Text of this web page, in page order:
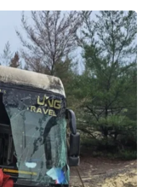
5/2023 đến tháng 1/2026
số tiền 36,5 tỷ đồng.
phát)
an tỉnh Nghệ An cho
phối hợp với Cục
triệt xóa băng
quốc gia, bắt giữ